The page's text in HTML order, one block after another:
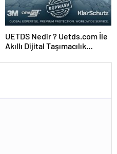
UETDS Nedir ? Uetds.com İle
Akıllı Dijital Taşımacılık